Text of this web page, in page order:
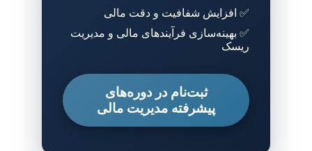
✅ افزایش شفافیت و دقت مالی
✅ بهینه‌سازی فرآیندهای مالی و مدیریت
ریسک
ثبت‌نام در دوره‌های
پیشرفته مدیریت مالی